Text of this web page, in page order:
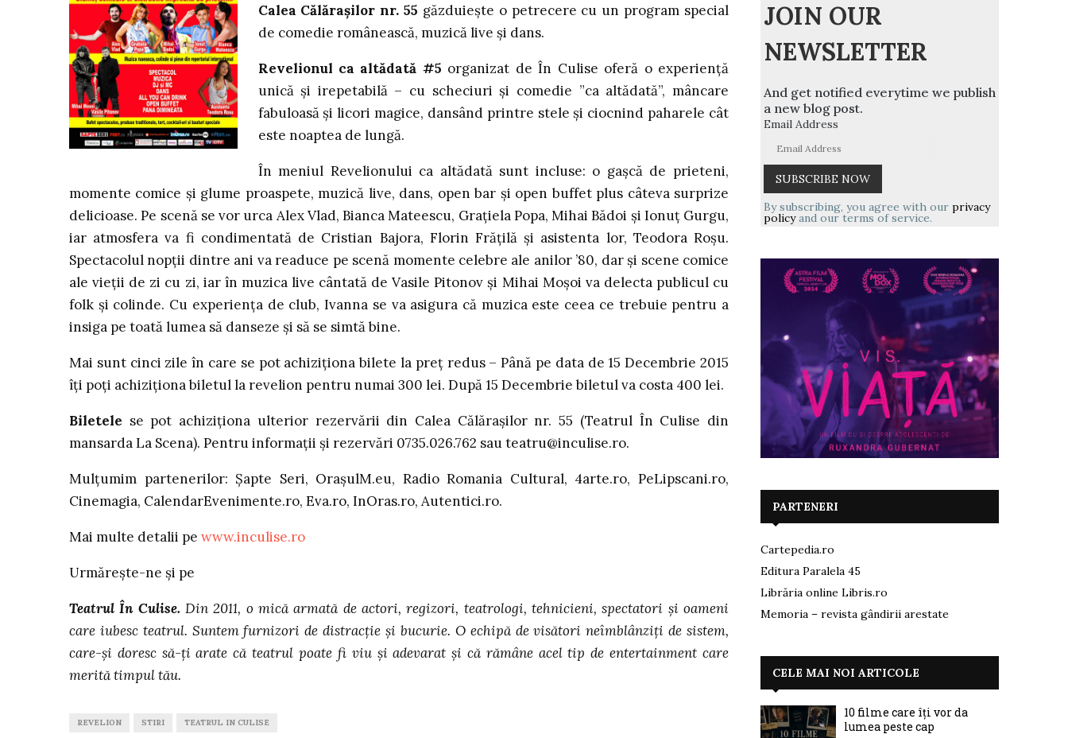
Calea Călărașilor nr. 55 găzduiește o petrecere cu un program special
de comedie românească, muzică live și dans.
Revelionul ca altădată #5 organizat de În Culise oferă o experiență
unică și irepetabilă – cu scheciuri și comedie ”ca altădată”, mâncare
fabuloasă și licori magice, dansând printre stele și ciocnind paharele cât
este noaptea de lungă.
În meniul Revelionului ca altădată sunt incluse: o gașcă de prieteni,
momente comice și glume proaspete, muzică live, dans, open bar și open buffet plus câteva surprize
delicioase. Pe scenă se vor urca Alex Vlad, Bianca Mateescu, Grațiela Popa, Mihai Bădoi și Ionuț Gurgu,
iar atmosfera va fi condimentată de Cristian Bajora, Florin Frățilă și asistenta lor, Teodora Roșu.
Spectacolul nopții dintre ani va readuce pe scenă momente celebre ale anilor ’80, dar și scene comice
ale vieții de zi cu zi, iar în muzica live cântată de Vasile Pitonov și Mihai Moșoi va delecta publicul cu
folk și colinde. Cu experiența de club, Ivanna se va asigura că muzica este ceea ce trebuie pentru a
insiga pe toată lumea să danseze și să se simtă bine.
Mai sunt cinci zile în care se pot achiziționa bilete la preț redus – Până pe data de 15 Decembrie 2015
îți poți achiziționa biletul la revelion pentru numai 300 lei. După 15 Decembrie biletul va costa 400 lei.
Biletele se pot achiziționa ulterior rezervării din Calea Călărașilor nr. 55 (Teatrul În Culise din
mansarda La Scena). Pentru informații și rezervări 0735.026.762 sau teatru@inculise.ro.
Mulțumim partenerilor: Șapte Seri, OrașulM.eu, Radio Romania Cultural, 4arte.ro, PeLipscani.ro,
Cinemagia, CalendarEvenimente.ro, Eva.ro, InOras.ro, Autentici.ro.
Mai multe detalii pe www.inculise.ro
Urmărește-ne și pe
Teatrul În Culise. Din 2011, o mică armată de actori, regizori, teatrologi, tehnicieni, spectatori și oameni
care iubesc teatrul. Suntem furnizori de distracție și bucurie. O echipă de visători neîmblânziți de sistem,
care-și doresc să-ți arate că teatrul poate fi viu și adevarat și că rămâne acel tip de entertainment care
merită timpul tău.
REVELION STIRI TEATRUL IN CULISE
JOIN OUR
NEWSLETTER
And get notified everytime we publish
a new blog post.
Email Address
By subscribing, you agree with our privacy
policyand our terms of service.
PARTENERI
Cartepedia.ro
Editura Paralela 45
Librăria online Libris.ro
Memoria – revista gândirii arestate
CELE MAI NOI ARTICOLE
10 filme care îți vor da
lumea peste cap